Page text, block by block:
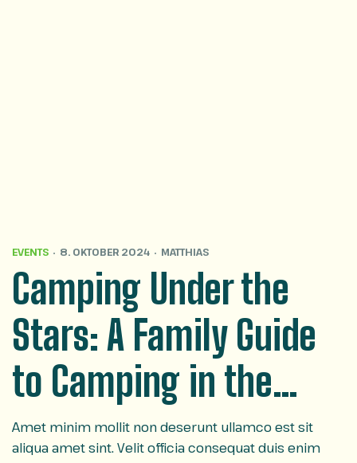
EVENTS 8. OKTOBER 2024 MATTHIAS
Camping Under the
Stars: A Family Guide
to Camping in the
Appalachian
Amet minim mollit non deserunt ullamco est sit
aliqua amet sint. Velit officia consequat duis enim